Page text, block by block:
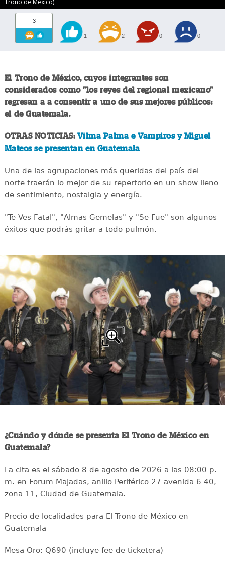
Trono de México)
3
1 2 0 0
El Trono de México, cuyos integrantes son
considerados como "los reyes del regional mexicano"
regresan a a consentir a uno de sus mejores públicos:
el de Guatemala.
OTRAS NOTICIAS:Vilma Palma e Vampiros y Miguel
Mateos se presentan en Guatemala
Una de las agrupaciones más queridas del país del
norte traerán lo mejor de su repertorio en un show lleno
de sentimiento, nostalgia y energía.
"Te Ves Fatal", "Almas Gemelas" y "Se Fue" son algunos
éxitos que podrás gritar a todo pulmón.
¿Cuándo y dónde se presenta El Trono de México en
Guatemala?
La cita es el sábado 8 de agosto de 2026 a las 08:00 p.
m. en Forum Majadas, anillo Periférico 27 avenida 6-40,
zona 11, Ciudad de Guatemala.
Precio de localidades para El Trono de México en
Guatemala
Mesa Oro: Q690 (incluye fee de ticketera)